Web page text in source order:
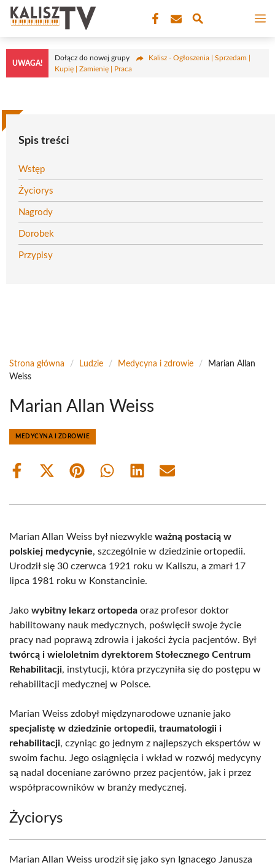
Przejdź
treści
UWAGA!
Dołącz do nowej grupy
Kalisz - Ogłoszenia | Sprzedam |
Kupię | Zamienię | Praca
Spis treści
Wstęp
Życiorys
Nagrody
Dorobek
Przypisy
Strona główna / Ludzie / Medycyna i zdrowie /
Marian Allan
Weiss
Marian Allan Weiss
MEDYCYNA I ZDROWIE
Share
Share
(Twitter)
Share Share Share Share
Marian Allan Weiss był niezwykle ważną postacią w
polskiej medycynie, szczególnie w dziedzinie ortopedii.
Urodził się 30 czerwca 1921 roku w Kaliszu, a zmarł 17
lipca 1981 roku w Konstancinie.
Jako wybitny lekarz ortopeda oraz profesor doktor
habilitowany nauk medycznych, poświęcił swoje życie
pracy nad poprawą zdrowia i jakości życia pacjentów. Był
twórcą i wieloletnim dyrektorem Stołecznego Centrum
Rehabilitacji, instytucji, która przyczyniła się do postępu w
rehabilitacji medycznej w Polsce.
Marian Weiss zdobył międzynarodowe uznanie jako
specjalistę w dziedzinie ortopedii, traumatologii i
rehabilitacji, czyniąc go jednym z najlepszych ekspertów w
swoim fachu. Jego osiągnięcia i wkład w rozwój medycyny
są nadal doceniane zarówno przez pacjentów, jak i przez
współpracowników w branży medycznej.
Życiorys
Marian Allan Weiss urodził się jako syn Ignacego Janusza